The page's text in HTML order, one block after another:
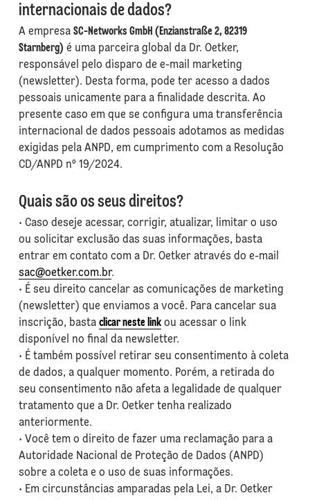
internacionais de dados?
A empresa SC-Networks GmbH (Enzianstraße 2, 82319
Starnberg) é uma parceira global da Dr. Oetker,
responsável pelo disparo de e-mail marketing
(newsletter). Desta forma, pode ter acesso a dados
pessoais unicamente para a finalidade descrita. Ao
presente caso em que se configura uma transferência
internacional de dados pessoais adotamos as medidas
exigidas pela ANPD, em cumprimento com a Resolução
CD/ANPD nº 19/2024.
Quais são os seus direitos?
• Caso deseje acessar, corrigir, atualizar, limitar o uso
ou solicitar exclusão das suas informações, basta
entrar em contato com a Dr. Oetker através do e-mail
sac@oetker.com.br.
• É seu direito cancelar as comunicações de marketing
(newsletter) que enviamos a você. Para cancelar sua
inscrição, basta clicar neste linkou acessar o link
disponível no final da newsletter.
• É também possível retirar seu consentimento à coleta
de dados, a qualquer momento. Porém, a retirada do
seu consentimento não afeta a legalidade de qualquer
tratamento que a Dr. Oetker tenha realizado
anteriormente.
• Você tem o direito de fazer uma reclamação para a
Autoridade Nacional de Proteção de Dados (ANPD)
sobre a coleta e o uso de suas informações.
• Em circunstâncias amparadas pela Lei, a Dr. Oetker